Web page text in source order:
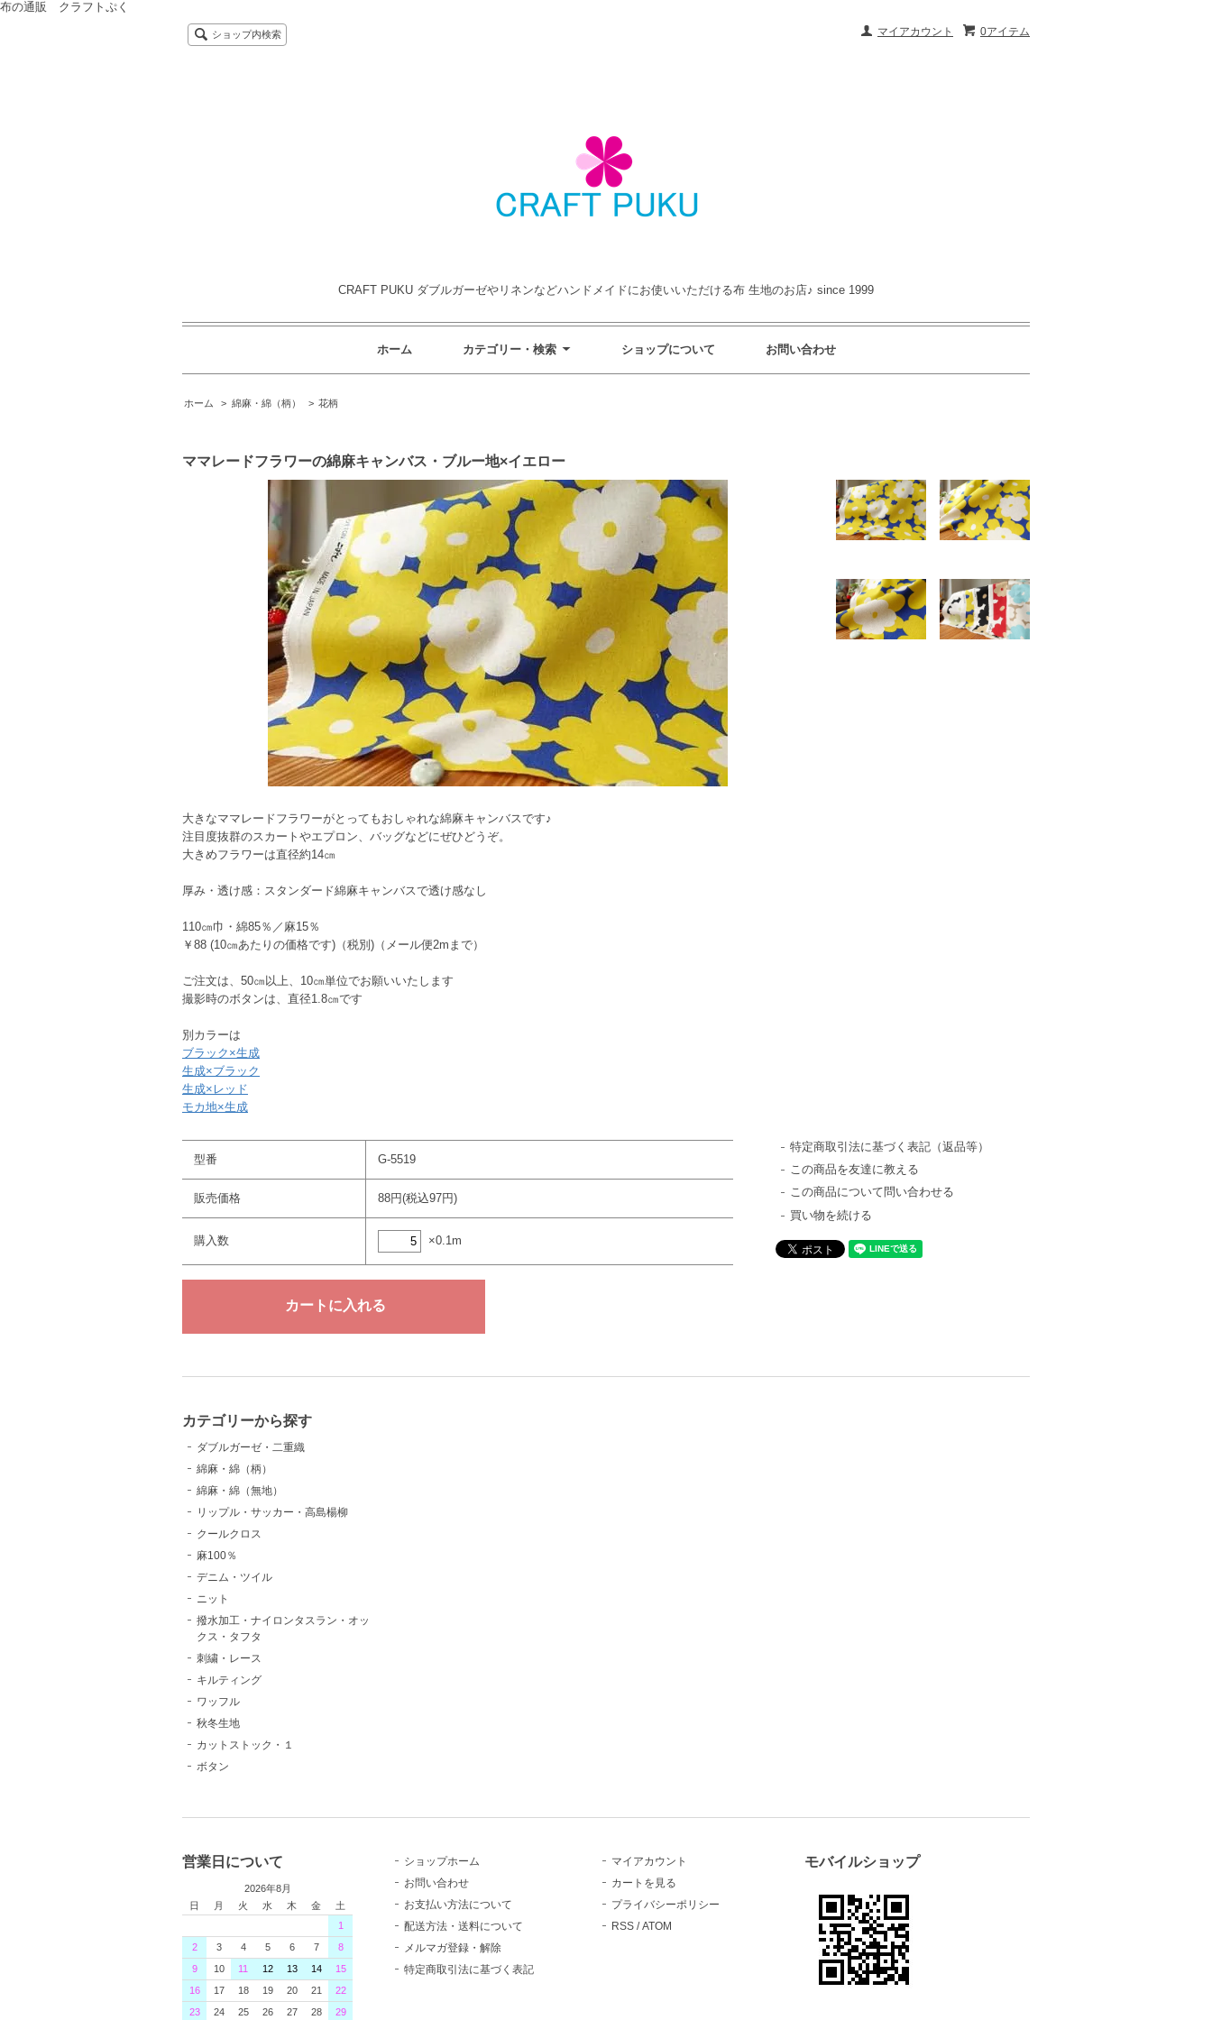
布の通販 クラフトぷく
0アイテム
マイアカウント
ショップ内検索
CRAFT PUKU ダブルガーゼやリネンなどハンドメイドにお使いいただける布 生地のお店♪ since 1999
ホーム カテゴリー・検索 ショップについて お問い合わせ
ホーム > 綿麻・綿（柄） > 花柄
ママレードフラワーの綿麻キャンバス・ブルー地×イエロー
大きなママレードフラワーがとってもおしゃれな綿麻キャンバスです♪
注目度抜群のスカートやエプロン、バッグなどにぜひどうぞ。
大きめフラワーは直径約14㎝
厚み・透け感：スタンダード綿麻キャンバスで透け感なし
110㎝巾・綿85％／麻15％
￥88 (10㎝あたりの価格です)（税別)（メール便2mまで）
ご注文は、50㎝以上、10㎝単位でお願いいたします
撮影時のボタンは、直径1.8㎝です
別カラーは
ブラック×生成
生成×ブラック
生成×レッド
モカ地×生成
型番 G-5519
販売価格 88円(税込97円)
購入数 ×0.1m
特定商取引法に基づく表記（返品等）
この商品を友達に教える
この商品について問い合わせる
買い物を続ける
カテゴリーから探す
ダブルガーゼ・二重織
綿麻・綿（柄）
綿麻・綿（無地）
リップル・サッカー・高島楊柳
クールクロス
麻100％
デニム・ツイル
ニット
撥水加工・ナイロンタスラン・オッ
クス・タフタ
刺繍・レース
キルティング
ワッフル
秋冬生地
カットストック・１
ボタン
営業日について
2026年8月
日
月 火 水 木 金
土
1
2
3 4 5 6 7
8
9
10 11 12 13 14
15
16
17 18 19 20 21
22
23
24 25 26 27 28 29
ショップホーム
お問い合わせ
お支払い方法について
配送方法・送料について
メルマガ登録・解除
特定商取引法に基づく表記
マイアカウント
カートを見る
プライバシーポリシー
RSS /ATOM
モバイルショップ